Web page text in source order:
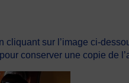
cliquant sur l’image ci-
conserver une copie de